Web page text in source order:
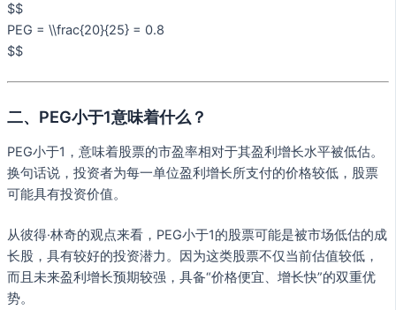
$$
PEG = \\frac{20}{25} = 0.8
$$
二、PEG小于1意味着什么？
PEG小于1，意味着股票的市盈率相对于其盈利增长水平被低估。
换句话说，投资者为每一单位盈利增长所支付的价格较低，股票
可能具有投资价值。
从彼得·林奇的观点来看，PEG小于1的股票可能是被市场低估的成
长股，具有较好的投资潜力。因为这类股票不仅当前估值较低，
而且未来盈利增长预期较强，具备“价格便宜、增长快”的双重优
势。